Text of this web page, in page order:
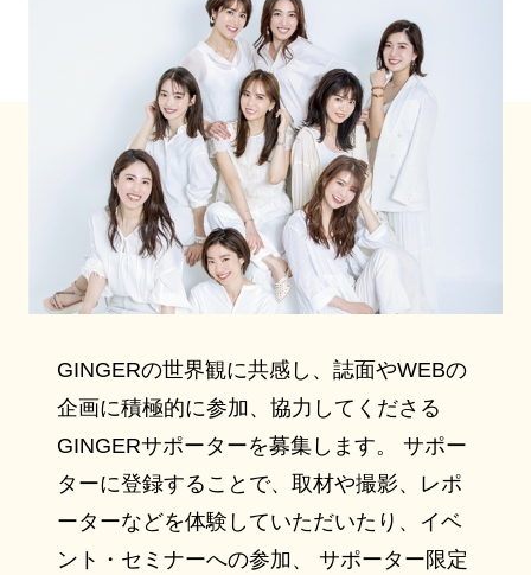
GINGERの世界観に共感し、誌面やWEBの
企画に積極的に参加、協力してくださる
GINGERサポーターを募集します。 サポー
ターに登録することで、取材や撮影、レポ
ーターなどを体験していただいたり、イベ
ント・セミナーへの参加、 サポーター限定